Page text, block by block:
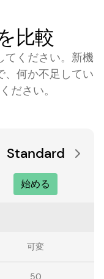
比較
てください。新機
、何か不足してい
ださい。
Standard
始める
可変
50